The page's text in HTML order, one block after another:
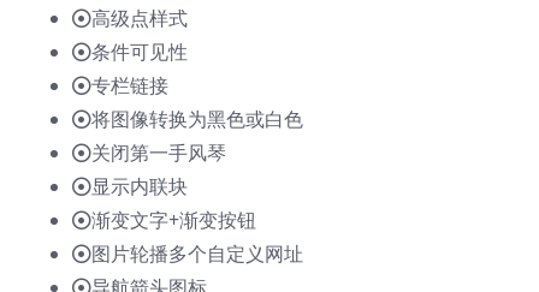
高级点样式
条件可见性
专栏链接
将图像转换为黑色或白色
关闭第一手风琴
显示内联块
渐变文字+渐变按钮
图片轮播多个自定义网址